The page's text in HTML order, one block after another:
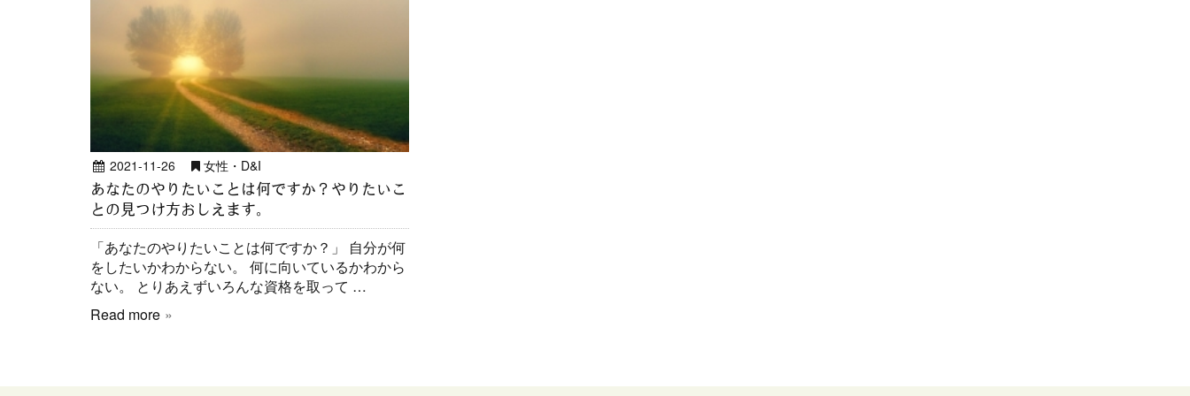
2021-11-26 女性・D&I
あなたのやりたいことは何ですか？やりたいこ
との見つけ方おしえます。
「あなたのやりたいことは何ですか？」 自分が何
をしたいかわからない。 何に向いているかわから
ない。 とりあえずいろんな資格を取って …
Read more